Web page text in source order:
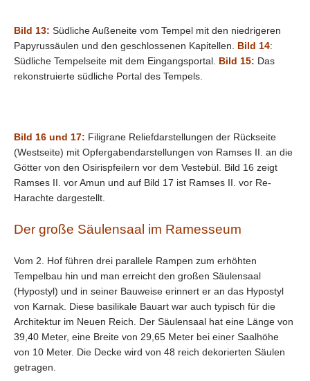
Bild 13: Südliche Außeneite vom Tempel mit den niedrigeren
Papyrussäulen und den geschlossenen Kapitellen. Bild 14:
Südliche Tempelseite mit dem Eingangsportal. Bild 15: Das
rekonstruierte südliche Portal des Tempels.
Bild 16 und 17: Filigrane Reliefdarstellungen der Rückseite
(Westseite) mit Opfergabendarstellungen von Ramses II. an die
Götter von den Osirispfeilern vor dem Vestebül. Bild 16 zeigt
Ramses II. vor Amun und auf Bild 17 ist Ramses II. vor Re-
Harachte dargestellt.
Der große Säulensaal im Ramesseum
Vom 2. Hof führen drei parallele Rampen zum erhöhten
Tempelbau hin und man erreicht den großen Säulensaal
(Hypostyl) und in seiner Bauweise erinnert er an das Hypostyl
von Karnak. Diese basilikale Bauart war auch typisch für die
Architektur im Neuen Reich. Der Säulensaal hat eine Länge von
39,40 Meter, eine Breite von 29,65 Meter bei einer Saalhöhe
von 10 Meter. Die Decke wird von 48 reich dekorierten Säulen
getragen.